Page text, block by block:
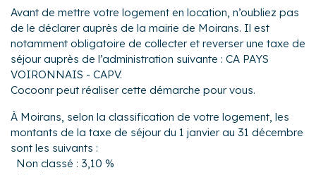
Avant de mettre votre logement en location, n’oubliez pas
de le déclarer auprès de la mairie de Moirans. Il est
notamment obligatoire de collecter et reverser une taxe de
séjour auprès de l’administration suivante : CA PAYS
VOIRONNAIS - CAPV.
Cocoonr peut réaliser cette démarche pour vous.
À Moirans, selon la classification de votre logement, les
montants de la taxe de séjour du 1 janvier au 31 décembre
sont les suivants :
Non classé : 3,10 %